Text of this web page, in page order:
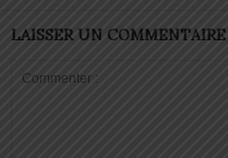
LAISSER UN COMMENTAIRE